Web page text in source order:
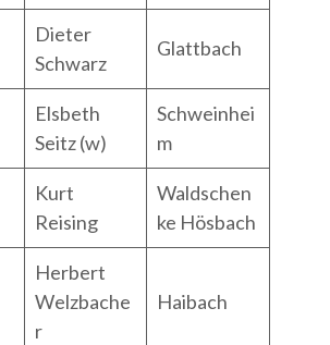
Dieter
Schwarz
Glattbach
Elsbeth
Seitz (w)
Schweinhei
m
Kurt
Reising
Waldschen
ke Hösbach
Herbert
Welzbache
r
Haibach